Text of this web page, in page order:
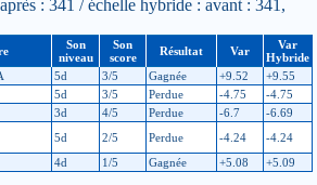
: 341 / échelle hybride : avant : 341,
Son
niveau
Son
score
Résultat Var
Var
Hybride
5d 3/5 Gagnée +9.52
+9.55
5d 3/5 Perdue -4.75
-4.75
3d 4/5 Perdue -6.7
-6.69
5d 2/5 Perdue -4.24
-4.24
4d 1/5 Gagnée +5.08 +5.09